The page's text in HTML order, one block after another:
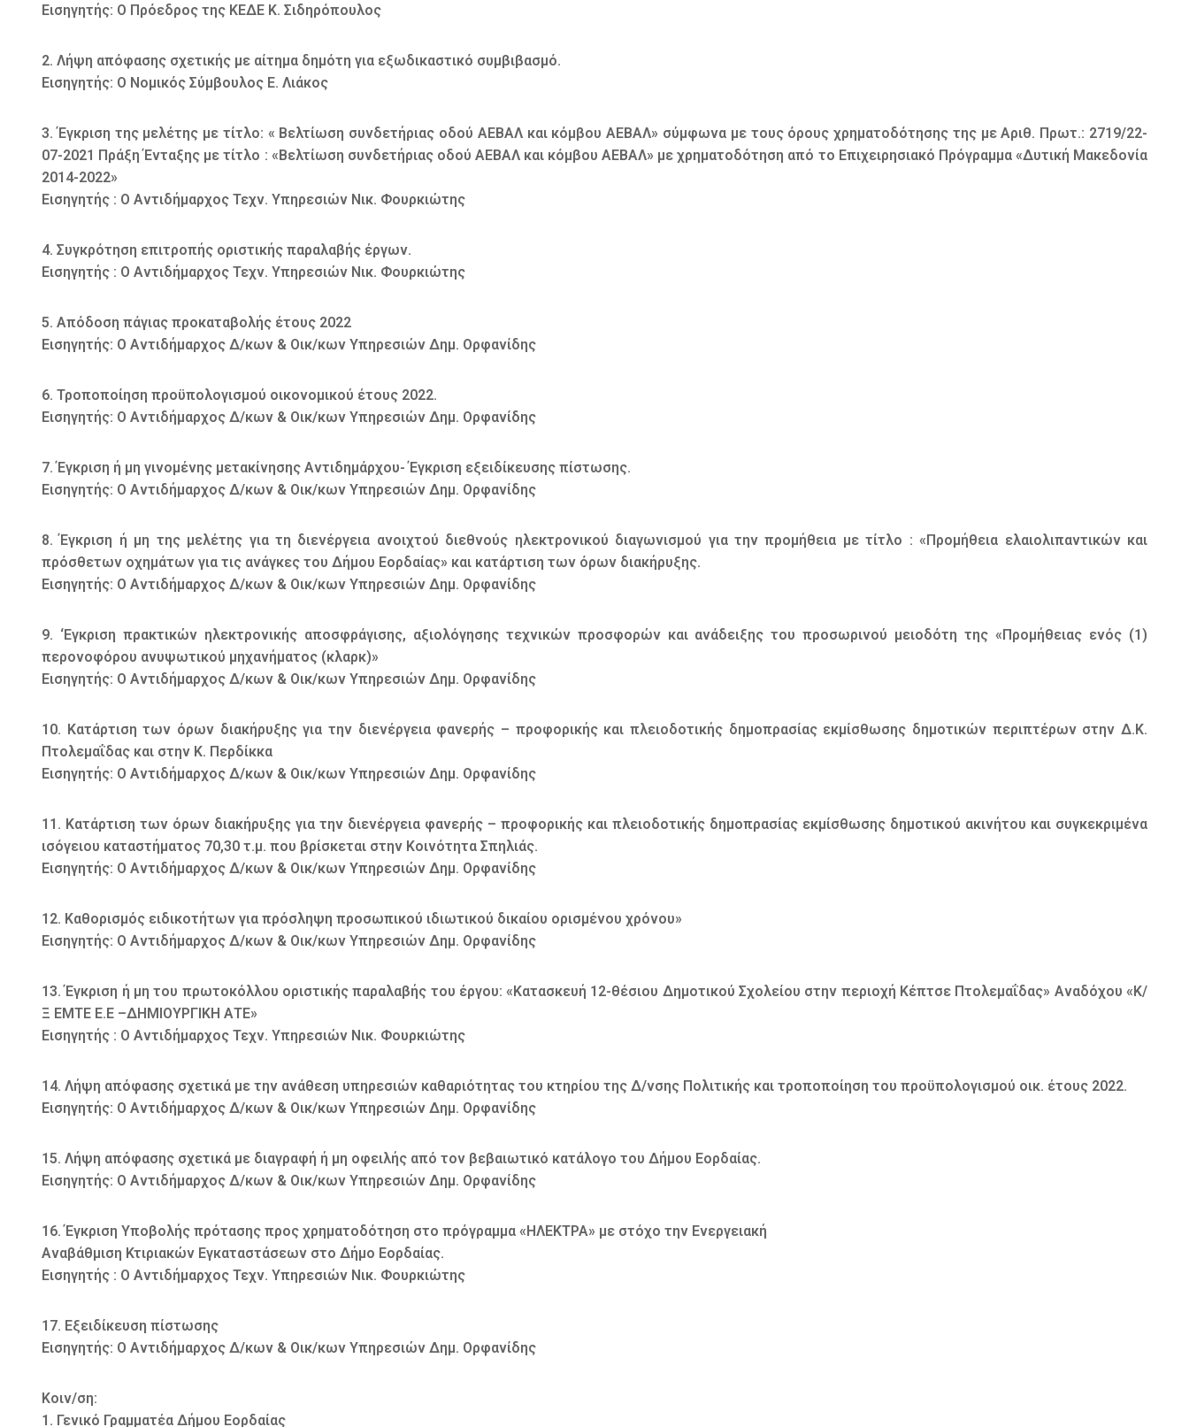
Εισηγητής: Ο Πρόεδρος της ΚΕΔΕ Κ. Σιδηρόπουλος
2. Λήψη απόφασης σχετικής με αίτημα δημότη για εξωδικαστικό συμβιβασμό.
Εισηγητής: Ο Νομικός Σύμβουλος Ε. Λιάκος
3. Έγκριση της μελέτης με τίτλο: « Βελτίωση συνδετήριας οδού ΑΕΒΑΛ και κόμβου ΑΕΒΑΛ» σύμφωνα με τους όρους χρηματοδότησης της με Αριθ. Πρωτ.: 2719/22-
07-2021 Πράξη Ένταξης με τίτλο : «Βελτίωση συνδετήριας οδού ΑΕΒΑΛ και κόμβου ΑΕΒΑΛ» με χρηματοδότηση από το Επιχειρησιακό Πρόγραμμα «Δυτική Μακεδονία
2014-2022»
Εισηγητής : Ο Αντιδήμαρχος Τεχν. Υπηρεσιών Νικ. Φουρκιώτης
4. Συγκρότηση επιτροπής οριστικής παραλαβής έργων.
Εισηγητής : Ο Αντιδήμαρχος Τεχν. Υπηρεσιών Νικ. Φουρκιώτης
5. Απόδοση πάγιας προκαταβολής έτους 2022
Εισηγητής: Ο Αντιδήμαρχος Δ/κων & Οικ/κων Υπηρεσιών Δημ. Ορφανίδης
6. Τροποποίηση προϋπολογισμού οικονομικού έτους 2022.
Εισηγητής: Ο Αντιδήμαρχος Δ/κων & Οικ/κων Υπηρεσιών Δημ. Ορφανίδης
7. Έγκριση ή μη γινομένης μετακίνησης Αντιδημάρχου- Έγκριση εξειδίκευσης πίστωσης.
Εισηγητής: Ο Αντιδήμαρχος Δ/κων & Οικ/κων Υπηρεσιών Δημ. Ορφανίδης
8. Έγκριση ή μη της μελέτης για τη διενέργεια ανοιχτού διεθνούς ηλεκτρονικού διαγωνισμού για την προμήθεια με τίτλο : «Προμήθεια ελαιολιπαντικών και
πρόσθετων οχημάτων για τις ανάγκες του Δήμου Εορδαίας» και κατάρτιση των όρων διακήρυξης.
Εισηγητής: Ο Αντιδήμαρχος Δ/κων & Οικ/κων Υπηρεσιών Δημ. Ορφανίδης
9. ‘Εγκριση πρακτικών ηλεκτρονικής αποσφράγισης, αξιολόγησης τεχνικών προσφορών και ανάδειξης του προσωρινού μειοδότη της «Προμήθειας ενός (1)
περονοφόρου ανυψωτικού μηχανήματος (κλαρκ)»
Εισηγητής: Ο Αντιδήμαρχος Δ/κων & Οικ/κων Υπηρεσιών Δημ. Ορφανίδης
10. Κατάρτιση των όρων διακήρυξης για την διενέργεια φανερής – προφορικής και πλειοδοτικής δημοπρασίας εκμίσθωσης δημοτικών περιπτέρων στην Δ.Κ.
Πτολεμαΐδας και στην Κ. Περδίκκα
Εισηγητής: Ο Αντιδήμαρχος Δ/κων & Οικ/κων Υπηρεσιών Δημ. Ορφανίδης
11. Κατάρτιση των όρων διακήρυξης για την διενέργεια φανερής – προφορικής και πλειοδοτικής δημοπρασίας εκμίσθωσης δημοτικού ακινήτου και συγκεκριμένα
ισόγειου καταστήματος 70,30 τ.μ. που βρίσκεται στην Κοινότητα Σπηλιάς.
Εισηγητής: Ο Αντιδήμαρχος Δ/κων & Οικ/κων Υπηρεσιών Δημ. Ορφανίδης
12. Καθορισμός ειδικοτήτων για πρόσληψη προσωπικού ιδιωτικού δικαίου ορισμένου χρόνου»
Εισηγητής: Ο Αντιδήμαρχος Δ/κων & Οικ/κων Υπηρεσιών Δημ. Ορφανίδης
13. Έγκριση ή μη του πρωτοκόλλου οριστικής παραλαβής του έργου: «Κατασκευή 12-θέσιου Δημοτικού Σχολείου στην περιοχή Κέπτσε Πτολεμαΐδας» Αναδόχου «Κ/
Ξ ΕΜΤΕ Ε.Ε –ΔΗΜΙΟΥΡΓΙΚΗ ΑΤΕ»
Εισηγητής : Ο Αντιδήμαρχος Τεχν. Υπηρεσιών Νικ. Φουρκιώτης
14. Λήψη απόφασης σχετικά με την ανάθεση υπηρεσιών καθαριότητας του κτηρίου της Δ/νσης Πολιτικής και τροποποίηση του προϋπολογισμού οικ. έτους 2022.
Εισηγητής: Ο Αντιδήμαρχος Δ/κων & Οικ/κων Υπηρεσιών Δημ. Ορφανίδης
15. Λήψη απόφασης σχετικά με διαγραφή ή μη οφειλής από τον βεβαιωτικό κατάλογο του Δήμου Εορδαίας.
Εισηγητής: Ο Αντιδήμαρχος Δ/κων & Οικ/κων Υπηρεσιών Δημ. Ορφανίδης
16. Έγκριση Υποβολής πρότασης προς χρηματοδότηση στο πρόγραμμα «ΗΛΕΚΤΡΑ» με στόχο την Ενεργειακή
Αναβάθμιση Κτιριακών Εγκαταστάσεων στο Δήμο Εορδαίας.
Εισηγητής : Ο Αντιδήμαρχος Τεχν. Υπηρεσιών Νικ. Φουρκιώτης
17. Εξειδίκευση πίστωσης
Εισηγητής: Ο Αντιδήμαρχος Δ/κων & Οικ/κων Υπηρεσιών Δημ. Ορφανίδης
Κοιν/ση:
1. Γενικό Γραμματέα Δήμου Εορδαίας